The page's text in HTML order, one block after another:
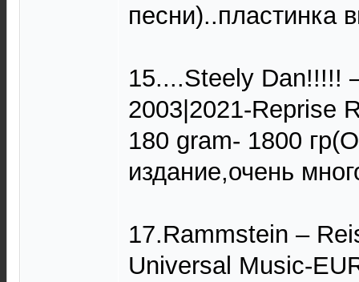
песни)..пластинка
15....Steely Dan!!!!!
2003|2021-Reprise
180 gram- 1800
издание,очень
17.Rammstein ‎–
Universal Music-